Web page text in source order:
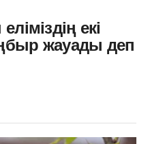
екі
жауады деп